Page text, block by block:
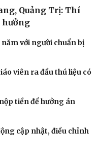
cao
đá ở xã Cư Pui, tỉnh
tích trong vụ sạt lở tại
Quảng Trị: Thí
hưởng